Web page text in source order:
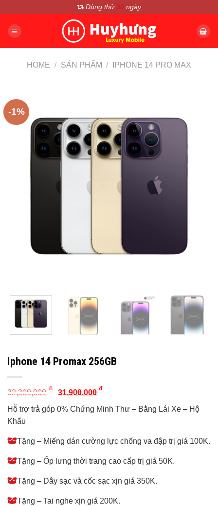
nội
Dùng thử 30 ngày
HOME / SẢN PHẨM / IPHONE 14 PRO MAX
-1%
Iphone 14 Promax 256GB
32,300,000₫
Original
price
was:
32,300,000 ₫.
31,900,000 ₫Current
is:
31,900,000 ₫.
Hỗ trợ trả góp 0% Chứng Minh Thư – Bằng Lái Xe – Hộ
Khẩu
Tặng – Miếng dán cường lực chống va đập trị giá 100K.
Tặng – Ốp lưng thời trang cao cấp trị giá 50K.
Tặng – Dây sạc và cốc sạc xịn giá 350K.
Tặng – Tai nghe xịn giá 200K.